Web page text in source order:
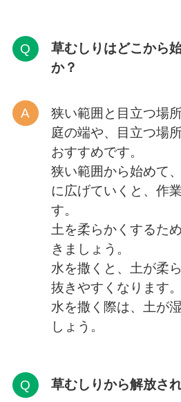
草むしりはどこから
か？
狭い範囲と目立つ場所
庭の端や、目立つ場
おすすめです。
狭い範囲から始めて
に広げていくと、作
す。
土を柔らかくするた
きましょう。
水を撒くと、土が柔
抜きやすくなります。
水を撒く際は、土が
しょう。
草むしりから解放さ